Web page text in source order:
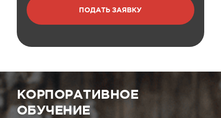
ПОДАТЬ ЗАЯВКУ
КОРПОРАТИВНОЕ
ОБУЧЕНИЕ